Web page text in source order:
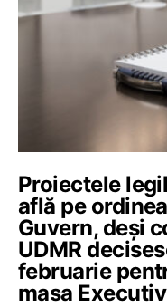
Proiectele
află pe
Guvern, deși
UDMR
februarie
masa